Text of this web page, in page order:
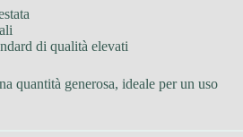
di qualità elevati
quantità generosa, ideale per un uso